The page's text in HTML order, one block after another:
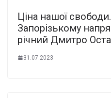
Ціна нашої
Запорізькому
річний Дмитро
31.07.2023